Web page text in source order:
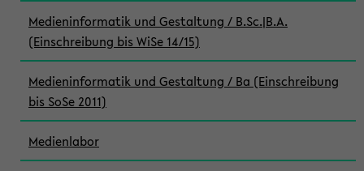
Medieninformatik und Gestaltung / B.Sc.|B.A.
(Einschreibung bis WiSe 14/15)
Medieninformatik und Gestaltung / Ba (Einschreibung
bis SoSe 2011)
Medienlabor